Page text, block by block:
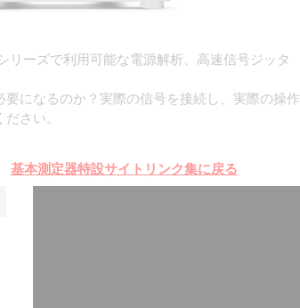
リーズで利用可能な電源解析、高速信号ジッタ
になるのか？実際の信号を接続し、実際の操作
さい。
基本測定器特設サイトリンク集に戻る